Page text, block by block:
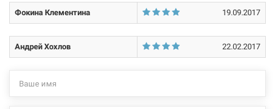
Фокина Клементина 19.09.2017
Андрей Хохлов 22.02.2017